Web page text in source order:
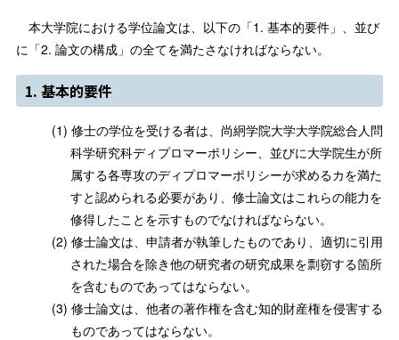
本大学院における学位論文は、以下の「1. 基本的要件」、並び
に「2. 論文の構成」の全てを満たさなければならない。
1. 基本的要件
修士の学位を受ける者は、尚絅学院大学大学院総合人問
科学研究科ディプロマーポリシー、並びに大学院生が所
属する各専攻のディプロマーポリシーが求めるカを満た
すと認められる必要があり、修士論文はこれらの能力を
修得したことを示すものでなければならない。
修士論文は、申請者が執筆したものであり、適切に引用
された場合を除き他の研究者の研究成果を剽窃する箇所
を含むものであってはならない。
修士論文は、他者の著作権を含む知的財産権を侵害する
ものであってはならない。